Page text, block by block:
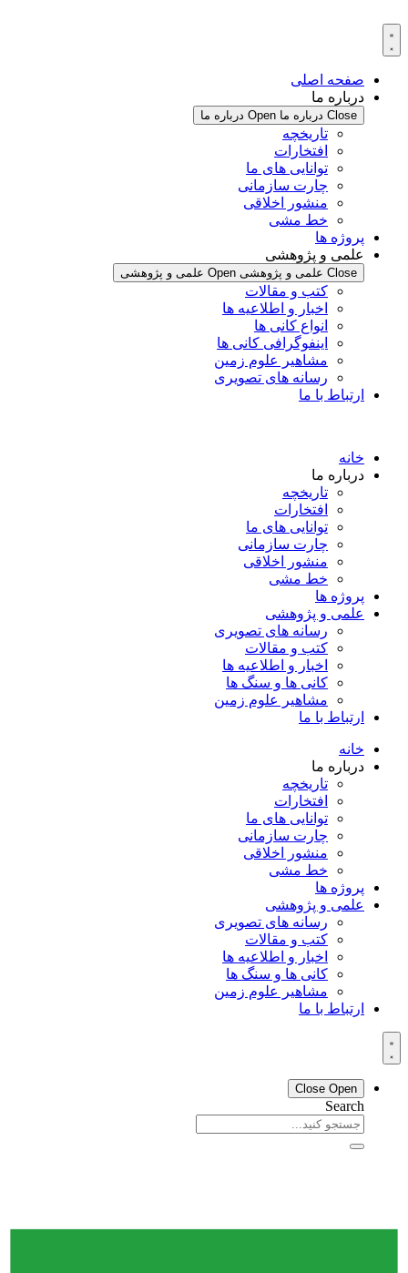
به
محتوا
صفحه اصلی
درباره ما
Close درباره ما Open درباره ما
تاریخچه
افتخارات
توانایی های ما
چارت سازمانی
منشور اخلاقی
خط مشی
پروژه ها
علمی و پژوهشی
Close علمی و پژوهشی Open علمی و پژوهشی
کتب و مقالات
اخبار و اطلاعیه ها
انواع کانی ها
اینفوگرافی کانی ها
مشاهیر علوم زمین
رسانه های تصویری
ارتباط با ما
خانه
درباره ما
تاریخچه
افتخارات
توانایی های ما
چارت سازمانی
منشور اخلاقی
خط مشی
پروژه ها
علمی و پژوهشی
رسانه های تصویری
کتب و مقالات
اخبار و اطلاعیه ها
کانی ها و سنگ ها
مشاهیر علوم زمین
ارتباط با ما
خانه
درباره ما
تاریخچه
افتخارات
توانایی های ما
چارت سازمانی
منشور اخلاقی
خط مشی
پروژه ها
علمی و پژوهشی
رسانه های تصویری
کتب و مقالات
اخبار و اطلاعیه ها
کانی ها و سنگ ها
مشاهیر علوم زمین
ارتباط با ما
Close Open
Search